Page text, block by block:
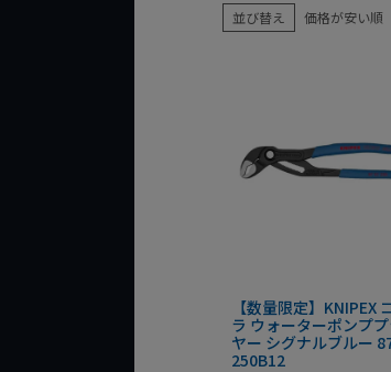
並び替え 価格が安い順
【数量限定】KNIPEX
ラ ウォーターポンプ
ヤー シグナルブルー
250B12